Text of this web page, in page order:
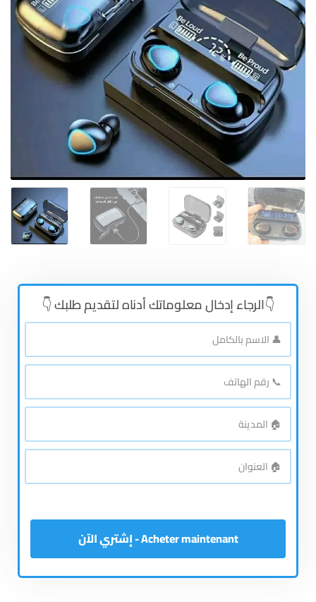
👇الرجاء إدخال معلوماتك أدناه لتقديم طلبك 👇
👤
الاسم
بالكامل*
📞
رقم
الهاتف*
🏠
المدينة*
🏠
العنوان*
Acheter maintenant - إشتري الآن